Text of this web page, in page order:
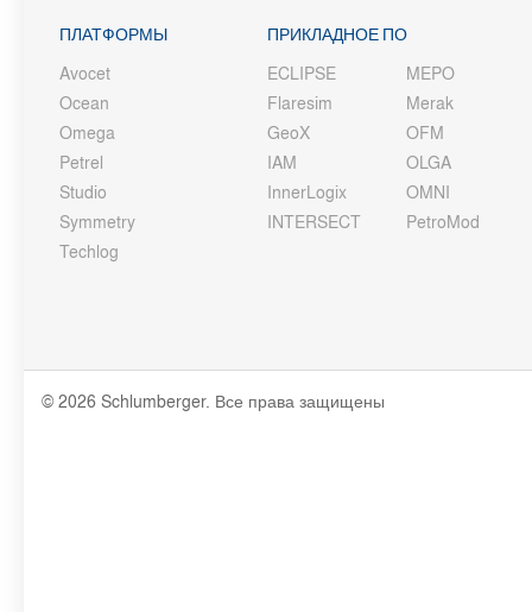
ПЛАТФОРМЫ
Avocet
Ocean
Omega
Petrel
Studio
Symmetry
Techlog
ПРИКЛАДНОЕ ПО
ECLIPSE
Flaresim
GeoX
IAM
InnerLogix
INTERSECT
MEPO
Merak
OFM
OLGA
OMNI
PetroMod
© 2026 Schlumberger. Все права защищены